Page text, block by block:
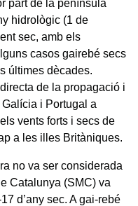
part de la península
hidrològic (1 de
sec, amb els
casos gairebé secs
últimes dècades.
de la propagació i
i Portugal a
vents forts i secs de
a les illes Britàniques.
no va ser considerada
Catalunya (SMC) va
d’any sec. A gai-rebé